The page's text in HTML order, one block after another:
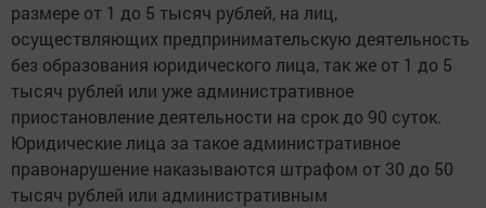
размере от 1 до 5 тысяч рублей, на лиц,
осуществляющих предпринимательскую деятельность
без образования юридического лица, так же от 1 до 5
тысяч рублей или уже административное
приостановление деятельности на срок до 90 суток.
Юридические лица за такое административное
правонарушение наказываются штрафом от 30 до 50
тысяч рублей или административным